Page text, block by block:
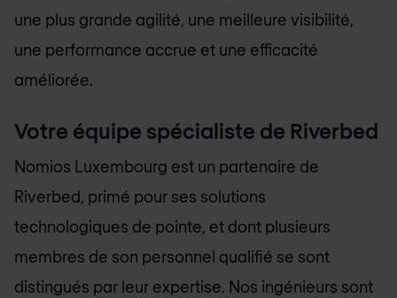
une plus grande agilité, une meilleure visibilité,
une performance accrue et une efficacité
améliorée.
Votre équipe spécialiste de Riverbed
Nomios Luxembourg est un partenaire de
Riverbed, primé pour ses solutions
technologiques de pointe, et dont plusieurs
membres de son personnel qualifié se sont
distingués par leur expertise. Nos ingénieurs sont